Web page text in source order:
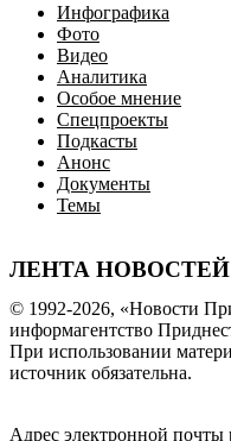
Инфографика
Фото
Видео
Аналитика
Особое мнение
Спецпроекты
Подкасты
Анонс
Документы
Темы
ЛЕНТА НОВОСТЕЙ
© 1992-2026, «Новости
информагентство
При использовании
источник обязательна.
Адрес электронной почты